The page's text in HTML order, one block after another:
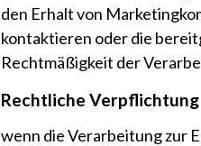
den Erhalt von
kontaktieren oder die
Rechtmäßigkeit der
Rechtliche Verpflichtung
wenn die Verarbeitung zur